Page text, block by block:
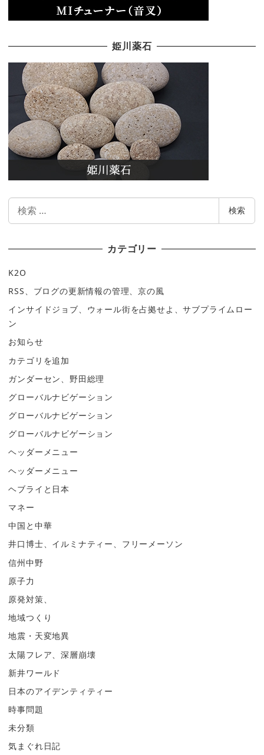
姫川薬石
検索
カテゴリー
K2O
RSS、ブログの更新情報の管理、京の風
インサイドジョブ、ウォール街を占拠せよ、サブプライムロー
ン
お知らせ
カテゴリを追加
ガンダーセン、野田総理
グローバルナビゲーション
グローバルナビゲーション
グローバルナビゲーション
ヘッダーメニュー
ヘッダーメニュー
ヘブライと日本
マネー
中国と中華
井口博士、イルミナティー、フリーメーソン
信州中野
原子力
原発対策、
地域つくり
地震・天変地異
太陽フレア、深層崩壊
新井ワールド
日本のアイデンティティー
時事問題
未分類
気まぐれ日記